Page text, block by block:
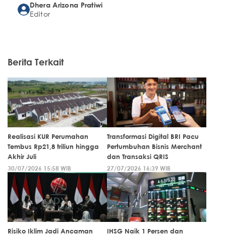
Dhera Arizona Pratiwi
Editor
Berita Terkait
Realisasi KUR Perumahan
Tembus Rp21,8 triliun hingga
Akhir Juli
30/07/2026 15:58 WIB
Transformasi Digital BRI Pacu
Pertumbuhan Bisnis Merchant
dan Transaksi QRIS
27/07/2026 16:39 WIB
Risiko Iklim Jadi Ancaman
IHSG Naik 1 Persen dan